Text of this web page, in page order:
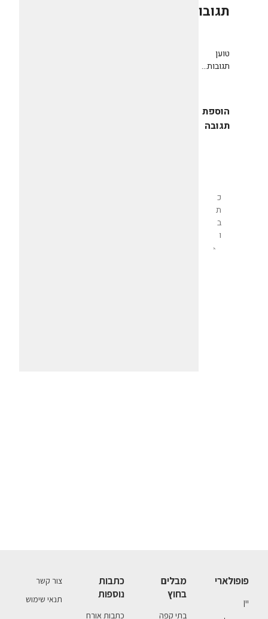
תגובות
טוען
תגובות...
הוספת
תגובה
פופולארי
יין
מבלים
בחוץ
בתי קפה
כתבות
נוספות
כתבות אורח
צור קשר
תנאי שימוש